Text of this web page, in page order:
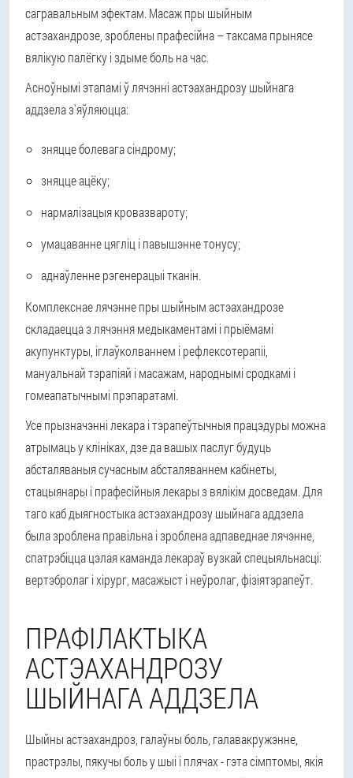
сагравальным эфектам. Масаж пры шыйным
астэахандрозе, зроблены прафесійна – таксама прынясе
вялікую палёгку і здыме боль на час.
Асноўнымі этапамі ў лячэнні астэахандрозу шыйнага
аддзела з'яўляюцца:
зняцце болевага сіндрому;
зняцце ацёку;
нармалізацыя кровазвароту;
умацаванне цягліц і павышэнне тонусу;
аднаўленне рэгенерацыі тканін.
Комплекснае лячэнне пры шыйным астэахандрозе
складаецца з лячэння медыкаментамі і прыёмамі
акупунктуры, іглаўколваннем і рефлексотерапіі,
мануальнай тэрапіяй і масажам, народнымі сродкамі і
гомеапатычнымі прэпаратамі.
Усе прызначэнні лекара і тэрапеўтычныя працэдуры можна
атрымаць у клініках, дзе да вашых паслуг будуць
абсталяваныя сучасным абсталяваннем кабінеты,
стацыянары і прафесійныя лекары з вялікім досведам. Для
таго каб дыягностыка астэахандрозу шыйнага аддзела
была зроблена правільна і зроблена адпаведнае лячэнне,
спатрэбіцца цэлая каманда лекараў вузкай спецыяльнасці:
вертэбролаг і хірург, масажыст і неўролаг, фізіятэрапеўт.
ПРАФІЛАКТЫКА
АСТЭАХАНДРОЗУ
ШЫЙНАГА АДДЗЕЛА
Шыйны астэахандроз, галаўны боль, галавакружэнне,
прастрэлы, пякучы боль у шыі і плячах - гэта сімптомы, якія